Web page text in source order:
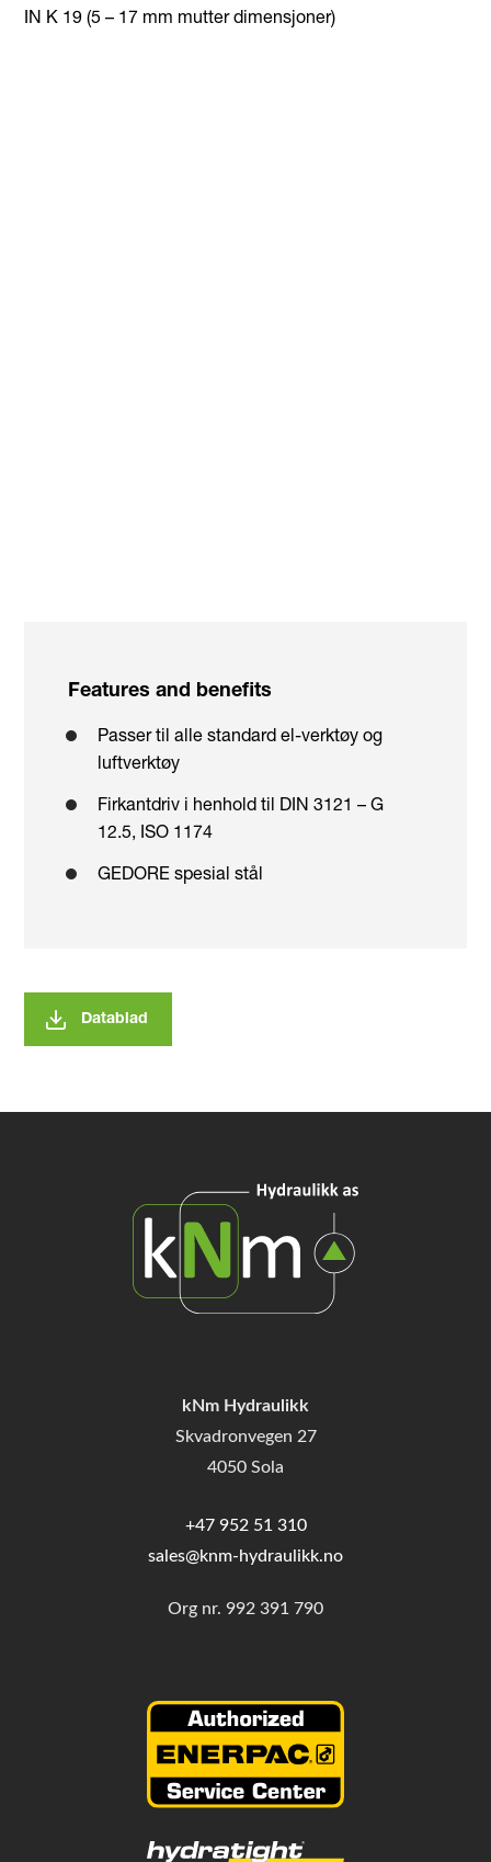
IN K 19 (5 – 17 mm mutter dimensjoner)
Features and benefits
Passer til alle standard el-verktøy og
luftverktøy
Firkantdriv i henhold til DIN 3121 – G
12.5, ISO 1174
GEDORE spesial stål
Datablad
kNm Hydraulikk
Skvadronvegen 27
4050 Sola
+47 952 51 310
sales@knm-hydraulikk.no
Org nr. 992 391 790